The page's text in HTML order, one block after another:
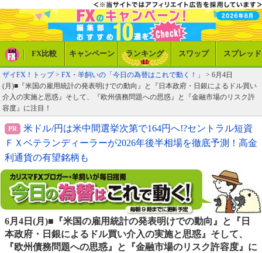
FX比較 キャンペーン ランキング スワップ スプレッド
ザイFX！トップ> FX・羊飼いの「今日の為替はこれで動く！」
> 6月4日
(月)■『米国の雇用統計の発表明けでの動向』と『日本政府・日銀によるドル買い
介入の実施と思惑』そして、『欧州債務問題への思惑』と『金融市場のリスク許
容度』に注目！
米ドル/円は米中間選挙次第で164円へ!?セントラル短資
ＦＸベテランディーラーが2026年後半相場を徹底予測！高金
利通貨の有望銘柄も
6月4日(月)■『米国の雇用統計の発表明けでの動向』と『日
本政府・日銀によるドル買い介入の実施と思惑』そして、
『欧州債務問題への思惑』と『金融市場のリスク許容度』に